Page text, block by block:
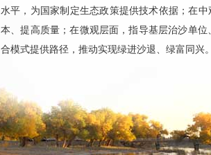
水平，为国家制定生态政策提供技术依据；在
本、提高质量；在微观层面，指导基层治沙单
合模式提供路径，推动实现绿进沙退、绿富同兴